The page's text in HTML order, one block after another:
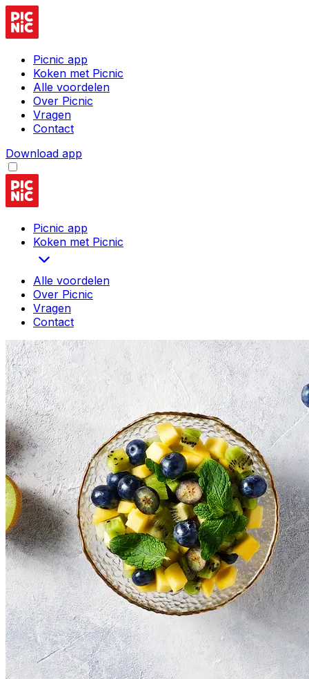
Picnic app
Koken met Picnic
Alle voordelen
Over Picnic
Vragen
Contact
Download app
Picnic app
Koken met Picnic
Alle voordelen
Over Picnic
Vragen
Contact